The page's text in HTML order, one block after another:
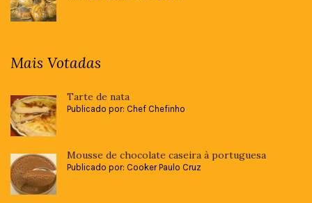
Mais Votadas
Tarte de nata
Publicado por: Chef Chefinho
Mousse de chocolate caseira à portuguesa
Publicado por: Cooker Paulo Cruz